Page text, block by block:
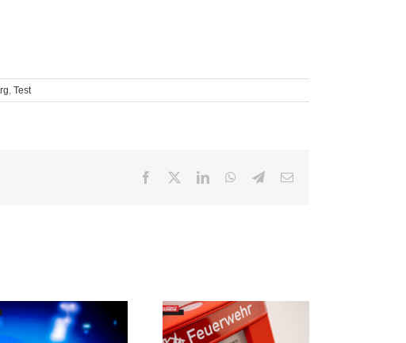
, Test
Facebook LinkedInWhatsApp
Telegram
E-